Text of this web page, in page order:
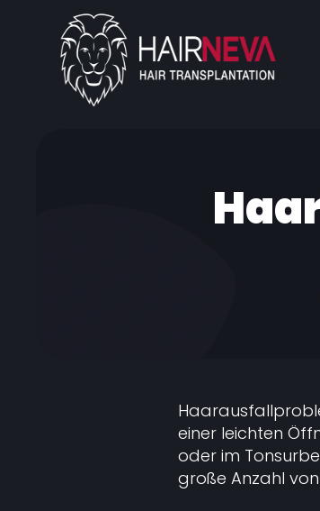
einer leichten
oder im
große Anzahl